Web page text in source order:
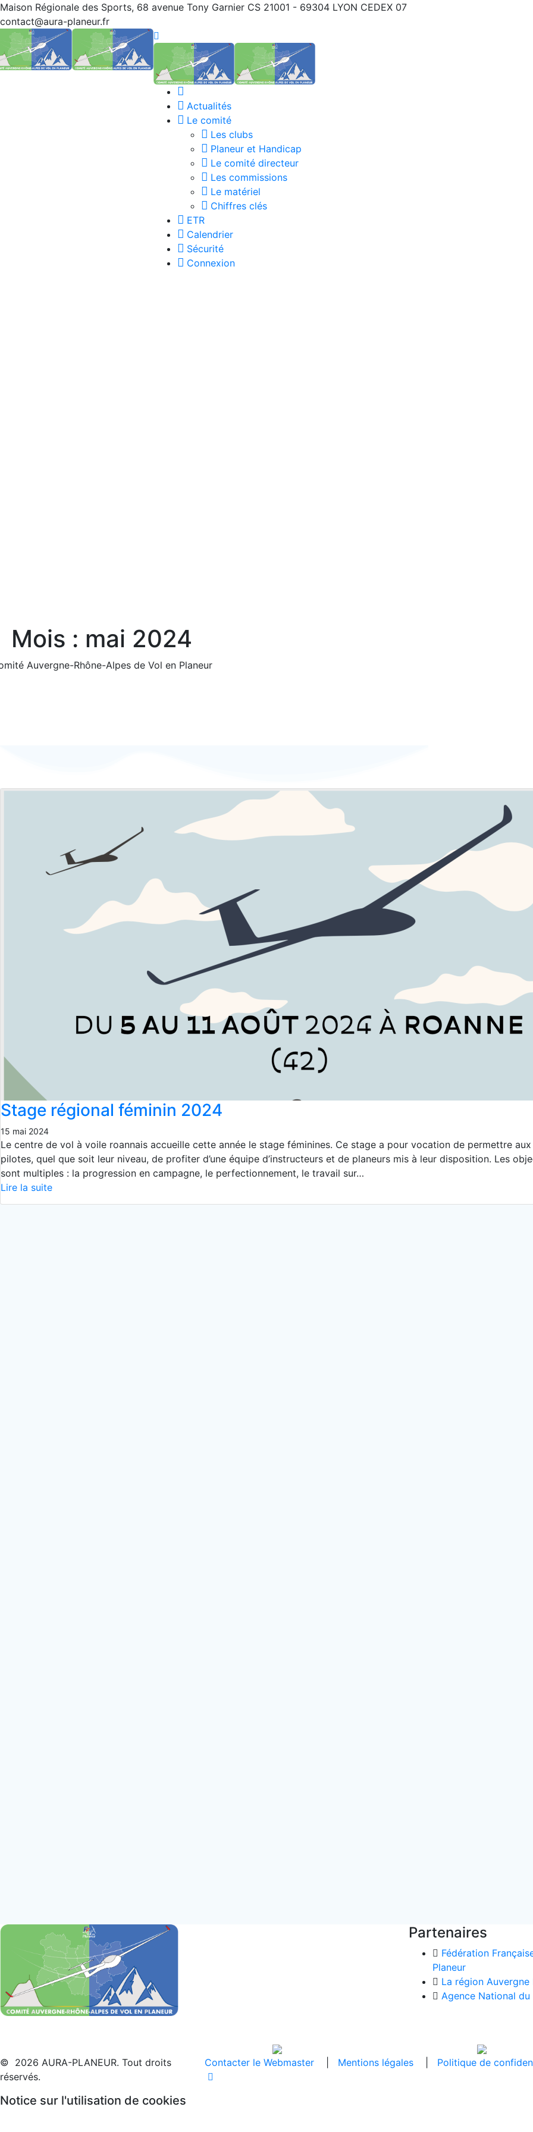
Passer
au
contenu
Maison Régionale des Sports, 68 avenue Tony Garnier CS 21001 - 69304 LYON CEDEX 07
contact@aura-planeur.fr
Actualités
Le comité
Les clubs
Planeur et Handicap
Le comité directeur
Les commissions
Le matériel
Chiffres clés
ETR
Calendrier
Sécurité
Connexion
Mois : mai 2024
Auvergne-Rhône-Alpes de Vol en Planeur
Stage régional féminin 2024
15 mai 2024
Le centre de vol à voile roannais accueille cette année le stage féminines. Ce stage a pour vocation de permettre
pilotes, quel que soit leur niveau, de profiter d’une équipe d’instructeurs et de planeurs mis à leur disposition. Les
sont multiples : la progression en campagne, le perfectionnement, le travail sur…
Lire la suite
Partenaires
Fédération
Planeur
La région Auvergne
Agence National
© 2026 AURA-PLANEUR. Tout droits
réservés.
Contacter le Webmaster| Mentions légales| Politique de
Notice sur l'utilisation de cookies